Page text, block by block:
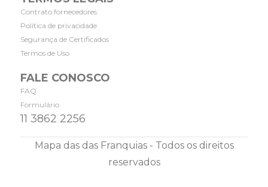
Contrato fornecedores
Política de privacidade
Segurança de Certificados
Termos de Uso
FALE CONOSCO
FAQ
Formulário
11 3862 2256
Mapa das das Franquias - Todos os direitos
reservados